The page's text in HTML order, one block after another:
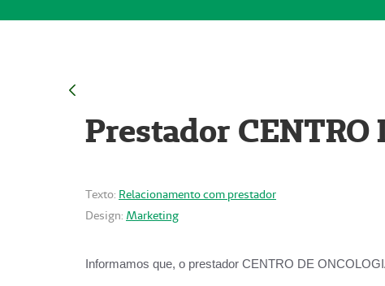
Prestador CENTRO
Texto: Relacionamento com prestador
Design: Marketing
Informamos que, o prestador CENTRO DE